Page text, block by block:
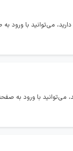
می‌توانید با
می‌توانید با ورود به